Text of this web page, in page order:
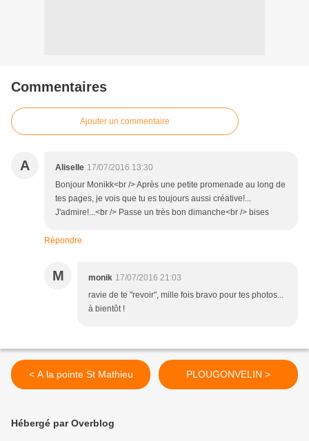
Commentaires
Ajouter un commentaire
A Aliselle 17/07/2016 13:30
Bonjour Monikk<br /> Après une petite promenade au long de
tes pages, je vois que tu es toujours aussi créative!...
J'admire!...<br /> Passe un très bon dimanche<br /> bises
Répondre
M monik 17/07/2016 21:03
ravie de te "revoir", mille fois bravo pour tes photos...
à bientôt !
< A la pointe St Mathieu PLOUGONVELIN >
Hébergé par Overblog